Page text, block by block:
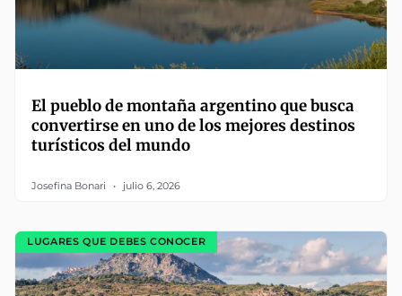
El pueblo de montaña argentino que busca
convertirse en uno de los mejores destinos
turísticos del mundo
Josefina Bonari julio 6, 2026
LUGARES QUE DEBES CONOCER